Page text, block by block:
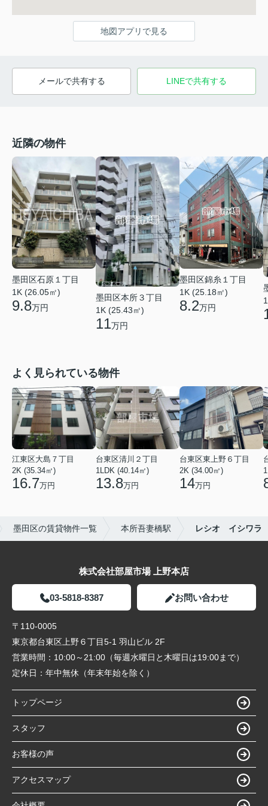
地図アプリで見る
メールで共有する LINEで共有する
近隣の物件
墨田区石原１丁目
1K (26.05㎡)
9.8万円
墨田区本所３丁目
1K (25.43㎡)
11万円
墨田区錦糸１丁目
1K (25.18㎡)
8.2万円
よく見られている物件
江東区大島７丁目
2K (35.34㎡)
16.7万円
台東区清川２丁目
1LDK (40.14㎡)
13.8万円
台東区東上野６丁目
2K (34.00㎡)
14万円
墨田区の賃貸物件一覧 本所吾妻橋駅 レシオ イシワラ
株式会社部屋市場 上野本店
03-5818-8387 お問い合わせ
〒110-0005
東京都台東区上野６丁目5-1 羽山ビル 2F
営業時間： 10:00～21:00（毎週水曜日と木曜日は19:00まで）
定休日： 年中無休（年末年始を除く）
トップページ
スタッフ
お客様の声
アクセスマップ